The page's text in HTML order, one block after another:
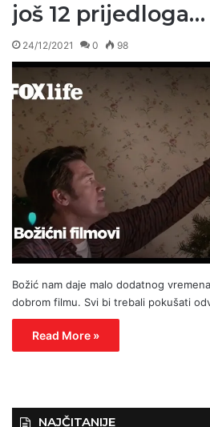
još 12 prijedloga…
24/12/2021 0 98
Božić nam daje malo dodatnog
dobrom filmu. Svi bi trebali pokušati
Read More »
NAJČITANIJE